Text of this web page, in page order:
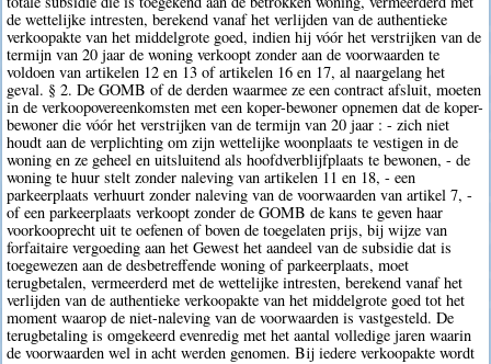
de wettelijke intresten, berekend vanaf het verlijden van de authentieke
verkoopakte van het middelgrote goed, indien hij vóór het verstrijken van de
termijn van 20 jaar de woning verkoopt zonder aan de voorwaarden te
voldoen van artikelen 12 en 13 of artikelen 16 en 17, al naargelang het
geval. § 2. De GOMB of de derden waarmee ze een contract afsluit, moeten
in de verkoopovereenkomsten met een koper-bewoner opnemen dat de koper-
bewoner die vóór het verstrijken van de termijn van 20 jaar : - zich niet
houdt aan de verplichting om zijn wettelijke woonplaats te vestigen in de
woning en ze geheel en uitsluitend als hoofdverblijfplaats te bewonen, - de
woning te huur stelt zonder naleving van artikelen 11 en 18, - een
parkeerplaats verhuurt zonder naleving van de voorwaarden van artikel 7, -
of een parkeerplaats verkoopt zonder de GOMB de kans te geven haar
voorkooprecht uit te oefenen of boven de toegelaten prijs, bij wijze van
forfaitaire vergoeding aan het Gewest het aandeel van de subsidie dat is
toegewezen aan de desbetreffende woning of parkeerplaats, moet
terugbetalen, vermeerderd met de wettelijke intresten, berekend vanaf het
verlijden van de authentieke verkoopakte van het middelgrote goed tot het
moment waarop de niet-naleving van de voorwaarden is vastgesteld. De
terugbetaling is omgekeerd evenredig met het aantal volledige jaren waarin
de voorwaarden wel in acht werden genomen. Bij iedere verkoopakte wordt